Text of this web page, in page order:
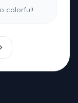
colorful!